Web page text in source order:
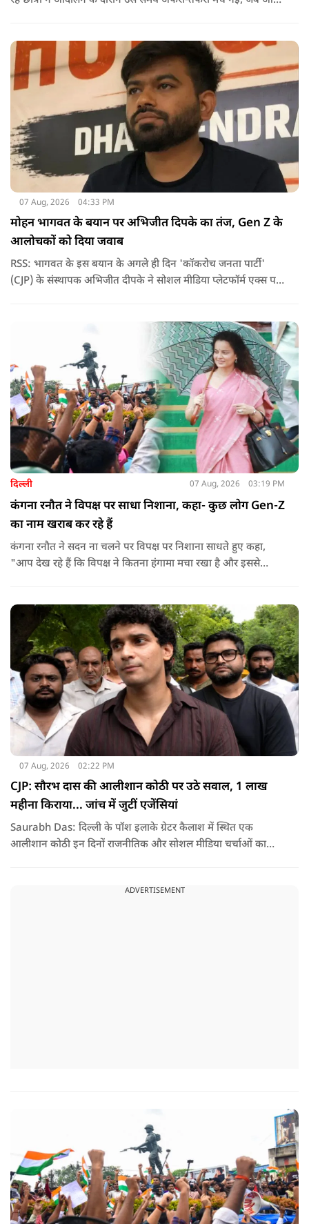
07 Aug, 2026 04:33 PM
मोहन भागवत के बयान पर अभिजीत दिपके का तंज, Gen Z के
आलोचकों को दिया जवाब
RSS: भागवत के इस बयान के अगले ही दिन 'कॉकरोच जनता पार्टी'
(CJP) के संस्थापक अभिजीत दीपके ने सोशल मीडिया प्लेटफॉर्म एक्स पर
दिल्ली 07 Aug, 2026 03:19 PM
कंगना रनौत ने विपक्ष पर साधा निशाना, कहा- कुछ लोग Gen-Z
का नाम खराब कर रहे हैं
कंगना रनौत ने सदन ना चलने पर विपक्ष पर निशाना साधते हुए कहा,
"आप देख रहे हैं कि विपक्ष ने कितना हंगामा मचा रखा है और इससे
देश के सामने साफ हो रही है. और जब हारते हैं, तो रोना रोते हैं."
07 Aug, 2026 02:22 PM
CJP: सौरभ दास की आलीशान कोठी पर उठे सवाल, 1 लाख
महीना किराया... जांच में जुटीं एजेंसियां
Saurabh Das: दिल्ली के पॉश इलाके ग्रेटर कैलाश में स्थित एक
आलीशान कोठी इन दिनों राजनीतिक और सोशल मीडिया चर्चाओं का
ADVERTISEMENT